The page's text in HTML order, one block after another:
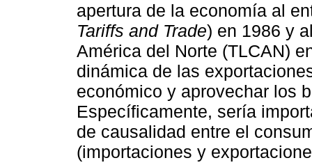
apertura de la economía al
Tariffs and Trade) en 1986 y
América del Norte (TLCAN)
dinámica de las
económico y aprovechar los
Específicamente, sería
de causalidad entre el
(importaciones y